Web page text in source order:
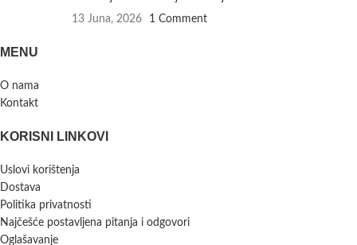
13 Juna, 2026 1 Comment
MENU
O nama
Kontakt
KORISNI LINKOVI
Uslovi korištenja
Dostava
Politika privatnosti
Najčešće postavljena pitanja i odgovori
Oglašavanje